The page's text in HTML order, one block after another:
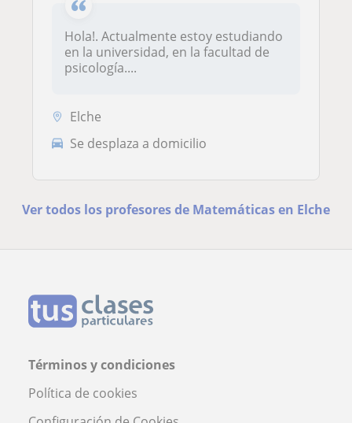
Hola!. Actualmente estoy estudiando
en la universidad, en la facultad de
psicología....
Elche
Se desplaza a domicilio
Ver todos los profesores de Matemáticas en Elche
Términos y condiciones
Política de cookies